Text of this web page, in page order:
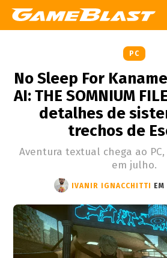
PC
No Sleep For
AI: THE SOMNIUM
detalhes de
trechos de
Aventura textual chega ao PC,
em julho.
IVANIR IGNACCHITTI